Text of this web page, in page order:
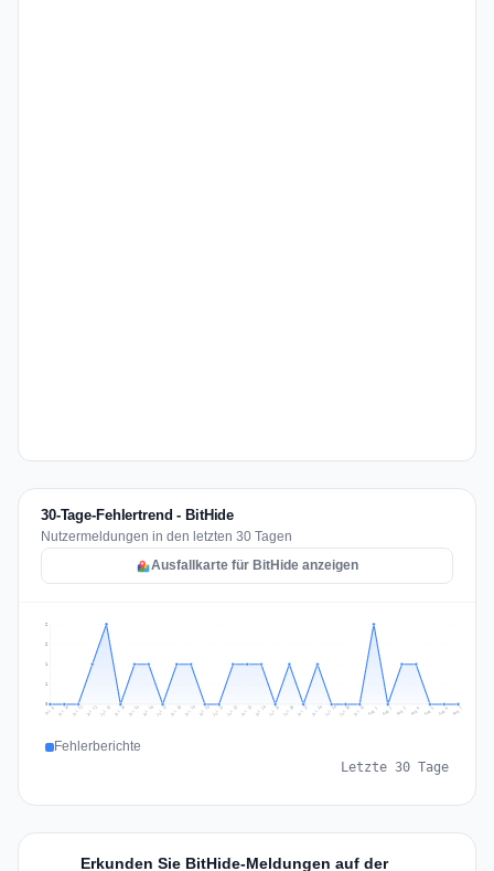
30-Tage-Fehlertrend - BitHide
Nutzermeldungen in den letzten 30 Tagen
Ausfallkarte für BitHide anzeigen
1
1
2
2
Jul 9 Jul 10 Jul 11 Jul 12 Jul 13 Jul 14 Jul 15 Jul 16 Jul 17 Jul 18 Jul 19 Jul 20 Jul 21 Jul 22 Jul 23 Jul 24 Jul 25 Jul 26 Jul 27 Jul 28 Jul 29 Jul 30 Jul 31 Aug 1 Aug 2 Aug 3 Aug 4 Aug 5 Aug 6 Aug 7
Fehlerberichte
Letzte 30 Tage
Erkunden Sie BitHide-Meldungen auf der